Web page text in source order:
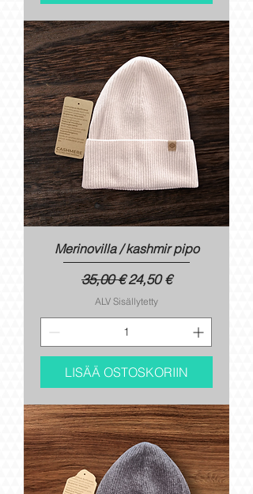
Merinovilla / kashmir pipo
Normaali hinta
35,00 €Alehinta
24,50 €
ALV Sisällytetty
LISÄÄ OSTOSKORIIN